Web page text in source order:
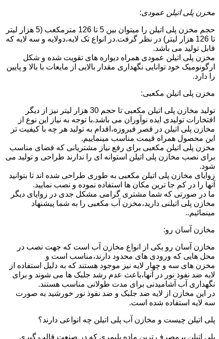
مخزن پلی اتیلن عمودی:
حجم مخزن پلی اتیلن را میتوان بین 5 تا 126 مترمکعب (5 هزار لیتر
تا 126 هزار لیتر) در نظر گرفت.در انواع تک لایه،دولایه و سه لایه که
قابل تولید می باشد.
مخزن پلی اتیلن عمودی همراه دیواره های تقویت شده و شکل
ارگونومیک خود توانایی نگهداری مقدار بالایی از مایعات با بالا و پایین
را دارد.
مخزن پلی اتیلن مکعبی:
تولید مخازن پلی اتیلن مکعبی تا حجم 30 هزار لیتر نیز از دیگر
افتخارات تولیدی ایده نوآوران می باشد.با توجه به نیاز این نوع از
مخازن پلی اتیلن در قصر فیروزه،اقدام به تولید هر چه با کیفیت تر
این محصول همراه قیمت مناسب مینماییم.
مخزن پلی اتیلن مکعبی برای رفع نیاز مشتریانی که فضای مناسب
برای نصب مخازن پلی اتیلن استوانه ای را ندارند طراحی و تولید می
شود.
زوایای مخازن پلی اتیلن مکعبی به طوری طراحی شده اند تا بتوانید
آنها را در کم جا ترین مکان ها استفاده نموده و نصب نمایید.
ما در صورتی که شما مشتری گرامی مشکل جدی در زوایای دیگر
مخازن پلی اتیلنی دارید،مخزن آب مکعبی را به شما پیشنهاد
مینمائیم..
مخازن آسان رو:
مخازن آسان رو یکی از انواع مخازن آب است که جهت نصب در
محل هایی که ورودی های محدود دارند،مناسب است و
مخزن های سه و چهار لایه نیز موجود هستند که به دلیل استفاده از
لایه ضد نفوذ نور در آنها،باعث عدم رشد جلبک ها می شوند و برای
نگهداری آب آشامیدنی برای مدت طولانی مناسب هستند.
در این مخازن از لایه ضد جلبک و ضد نفوذ نور خورشید به صورت
سه لایه استفاده شده است.
پلی اتیلن چیست و مخازن آب پلی اتیلن چه انواعی دارند؟
پلی اتیلن پرمصرف ترین ماده پلیمری که در صنعت قالب گیری